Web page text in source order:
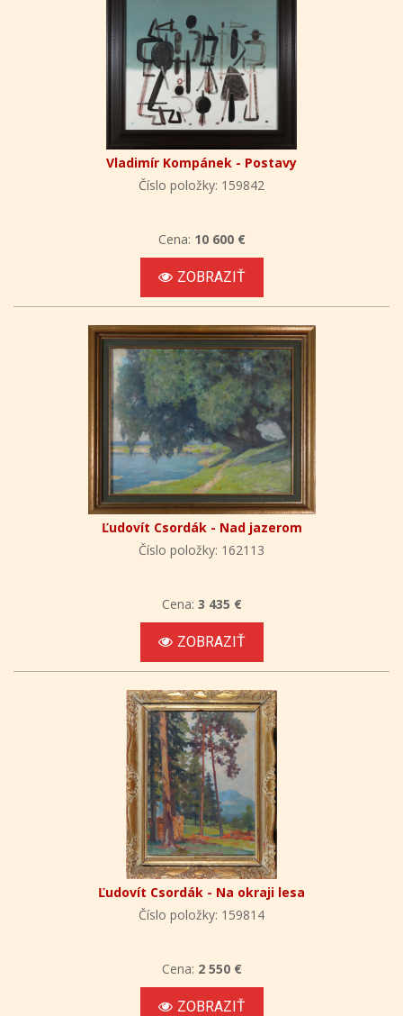
Vladimír Kompánek - Postavy
Číslo položky: 159842
Cena: 10 600 €
ZOBRAZIŤ
Ľudovít Csordák - Nad jazerom
Číslo položky: 162113
Cena: 3 435 €
ZOBRAZIŤ
Ľudovít Csordák - Na okraji lesa
Číslo položky: 159814
Cena: 2 550 €
ZOBRAZIŤ